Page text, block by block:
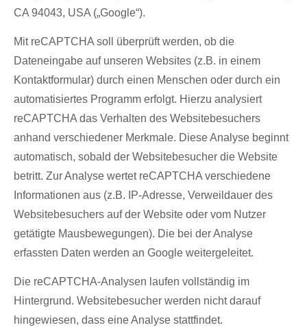
CA 94043, USA („Google“).
Mit reCAPTCHA soll überprüft werden, ob die
Dateneingabe auf unseren Websites (z.B. in einem
Kontaktformular) durch einen Menschen oder durch ein
automatisiertes Programm erfolgt. Hierzu analysiert
reCAPTCHA das Verhalten des Websitebesuchers
anhand verschiedener Merkmale. Diese Analyse beginnt
automatisch, sobald der Websitebesucher die Website
betritt. Zur Analyse wertet reCAPTCHA verschiedene
Informationen aus (z.B. IP-Adresse, Verweildauer des
Websitebesuchers auf der Website oder vom Nutzer
getätigte Mausbewegungen). Die bei der Analyse
erfassten Daten werden an Google weitergeleitet.
Die reCAPTCHA-Analysen laufen vollständig im
Hintergrund. Websitebesucher werden nicht darauf
hingewiesen, dass eine Analyse stattfindet.